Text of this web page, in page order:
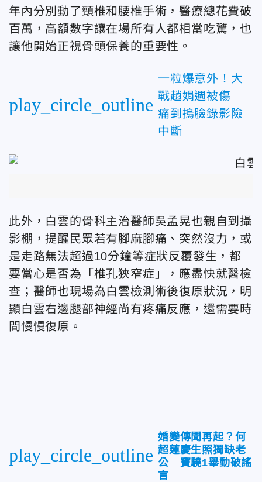
年內分別動了頸椎和腰椎手術，醫療總花費破
百萬，高額數字讓在場所有人都相當吃驚，也
讓他開始正視骨頭保養的重要性。
play_circle_outline
一粒爆意外！大
戰趙娟週被傷
痛到摀臉錄影險
中斷
此外，白雲的骨科主治醫師吳孟晃也親自到攝
影棚，提醒民眾若有腳麻腳痛、突然沒力，或
是走路無法超過10分鐘等症狀反覆發生，都
要當心是否為「椎孔狹窄症」，應盡快就醫檢
查；醫師也現場為白雲檢測術後復原狀況，明
顯白雲右邊腿部神經尚有疼痛反應，還需要時
間慢慢復原。
play_circle_outline
婚變傳聞再起？何
超蓮慶生照獨缺老
公 竇驍1舉動破謠
言